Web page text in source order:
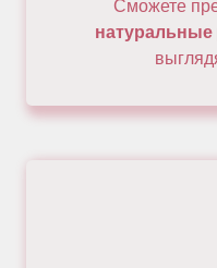
Сможете
натуральные